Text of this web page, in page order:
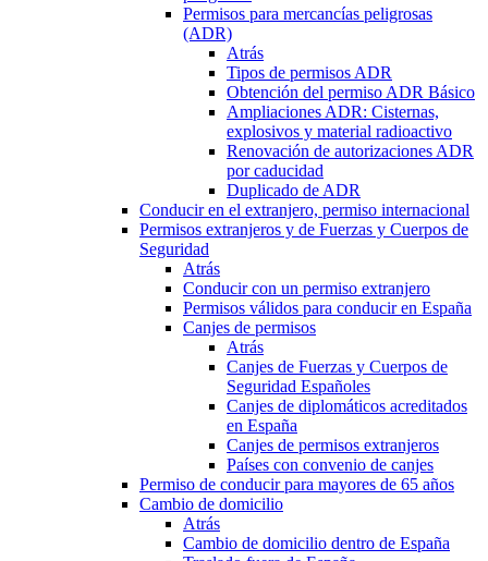
Permisos para mercancías peligrosas
(ADR)
Atrás
Tipos de permisos ADR
Obtención del permiso ADR Básico
Ampliaciones ADR: Cisternas,
explosivos y material radioactivo
Renovación de autorizaciones ADR
por caducidad
Duplicado de ADR
Conducir en el extranjero, permiso internacional
Permisos extranjeros y de Fuerzas y Cuerpos de
Seguridad
Atrás
Conducir con un permiso extranjero
Permisos válidos para conducir en España
Canjes de permisos
Atrás
Canjes de Fuerzas y Cuerpos de
Seguridad Españoles
Canjes de diplomáticos acreditados
en España
Canjes de permisos extranjeros
Países con convenio de canjes
Permiso de conducir para mayores de 65 años
Cambio de domicilio
Atrás
Cambio de domicilio dentro de España